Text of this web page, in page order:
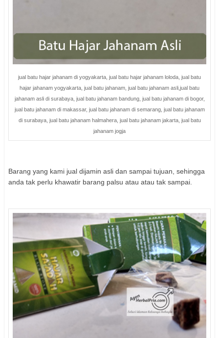
jual batu hajar jahanam di yogyakarta, jual batu hajar jahanam loloda, jual batu
hajar jahanam yogyakarta, jual batu jahanam, jual batu jahanam asli,jual batu
jahanam asli di surabaya, jual batu jahanam bandung, jual batu jahanam di bogor,
jual batu jahanam di makassar, jual batu jahanam di semarang, jual batu jahanam
di surabaya, jual batu jahanam halmahera, jual batu jahanam jakarta, jual batu
jahanam jogja
Barang yang kami jual dijamin asli dan sampai tujuan, sehingga
anda tak perlu khawatir barang palsu atau atau tak sampai.